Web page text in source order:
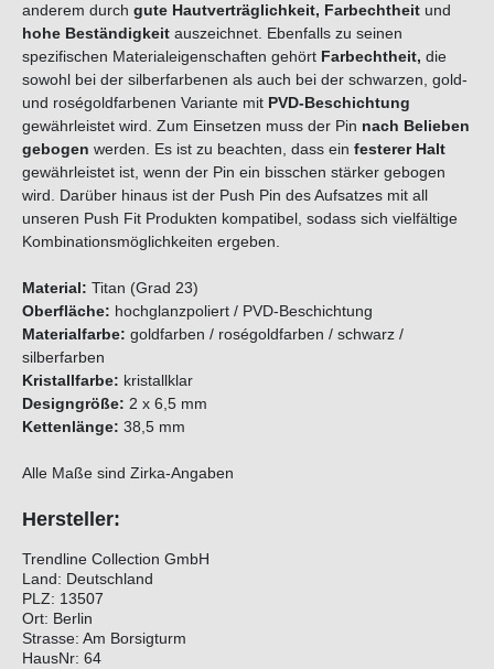
anderem durch gute Hautverträglichkeit, Farbechtheit und
hohe Beständigkeit auszeichnet. Ebenfalls zu seinen
spezifischen Materialeigenschaften gehört Farbechtheit, die
sowohl bei der silberfarbenen als auch bei der schwarzen, gold-
und roségoldfarbenen Variante mit PVD-Beschichtung
gewährleistet wird. Zum Einsetzen muss der Pin nach Belieben
gebogen werden. Es ist zu beachten, dass ein festerer Halt
gewährleistet ist, wenn der Pin ein bisschen stärker gebogen
wird. Darüber hinaus ist der Push Pin des Aufsatzes mit all
unseren Push Fit Produkten kompatibel, sodass sich vielfältige
Kombinationsmöglichkeiten ergeben.
Material: Titan (Grad 23)
Oberfläche: hochglanzpoliert / PVD-Beschichtung
Materialfarbe: goldfarben / roségoldfarben / schwarz /
silberfarben
Kristallfarbe: kristallklar
Designgröße: 2 x 6,5 mm
Kettenlänge: 38,5 mm
Alle Maße sind Zirka-Angaben
Hersteller:
Trendline Collection GmbH
Land: Deutschland
PLZ: 13507
Ort: Berlin
Strasse: Am Borsigturm
HausNr: 64